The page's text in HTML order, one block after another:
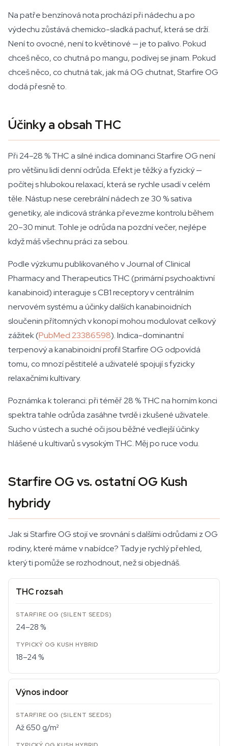
Na patře benzínová nota prochází při nádechu a po
výdechu zůstává chemicko-sladká pachuť, která se drží.
Není to ovocné, není to květinové — je to palivo. Pokud
chceš něco, co chutná po mangu, podívej se jinam. Pokud
chceš něco, co chutná tak, jak má OG chutnat, Starfire OG
dodá přesně to.
Účinky a obsah THC
Při 24–28 % THC a silné indica dominanci Starfire OG není
pro většinu lidí denní odrůda. Efekt je těžký a fyzický —
počítej s hlubokou relaxací, která se rychle usadí v celém
těle. Nástup nese cerebrální nádech ze 30 % sativa
genetiky, ale indicová stránka převezme kontrolu během
20–30 minut. Tohle je odrůda na pozdní večer, nejlépe
když máš všechnu práci za sebou.
Podle výzkumu publikovaného v Journal of Clinical
Pharmacy and Therapeutics THC (primární psychoaktivní
kanabinoid) interaguje s CB1 receptory v centrálním
nervovém systému a účinky dalších kanabinoidních
sloučenin přítomných v konopí mohou modulovat celkový
zážitek (PubMed 23386598). Indica-dominantní
terpenový a kanabinoidní profil Starfire OG odpovídá
tomu, co mnozí pěstitelé a uživatelé spojují s fyzicky
relaxačními kultivary.
Poznámka k toleranci: při téměř 28 % THC na horním konci
spektra tahle odrůda zasáhne tvrdě i zkušené uživatele.
Sucho v ústech a suché oči jsou běžné vedlejší účinky
hlášené u kultivarů s vysokým THC. Měj po ruce vodu.
Starfire OG vs. ostatní OG Kush
hybridy
Jak si Starfire OG stojí ve srovnání s dalšími odrůdami z OG
rodiny, které máme v nabídce? Tady je rychlý přehled,
který ti pomůže se rozhodnout, než si objednáš.
THC rozsah
24–28 %
18–24 %
Výnos indoor
Až 650 g/m²